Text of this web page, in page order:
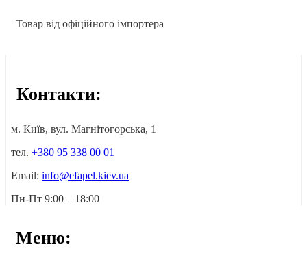
Товар від офіційного імпортера
Контакти:
м. Київ, вул. Магнітогорська, 1
тел. +380 95 338 00 01
Email: info@efapel.kiev.ua
Пн-Пт 9:00 – 18:00
Меню: